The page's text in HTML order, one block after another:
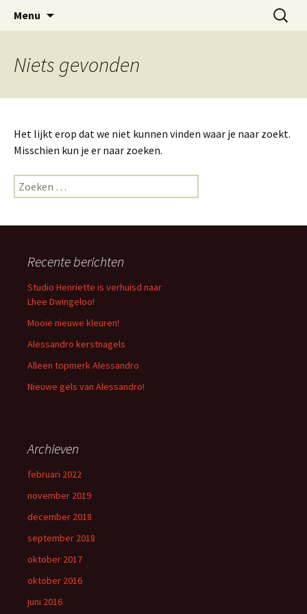
inhoud
Nagelstudio Studio Henriette
Dwingeloo
Bij nagelstudio Studio Henriette in Dwingeloo
kunt u terecht voor gelnagels, spa manicure
en gellak
Menu
Zoeken
naar:
Niets gevonden
Het lijkt erop dat we niet kunnen vinden waar je naar zoekt.
Misschien kun je er naar zoeken.
Zoeken
naar:
Recente berichten
Studio Henriette is verhuisd naar
Lhee Dwingeloo!
Mooie nieuwe kleuren!
Alessandro kerstnagels
Alleen topmerk Alessandro
Nieuwe gels van Alessandro!
Archieven
februari 2022
november 2019
december 2018
september 2018
oktober 2017
oktober 2016
juni 2016